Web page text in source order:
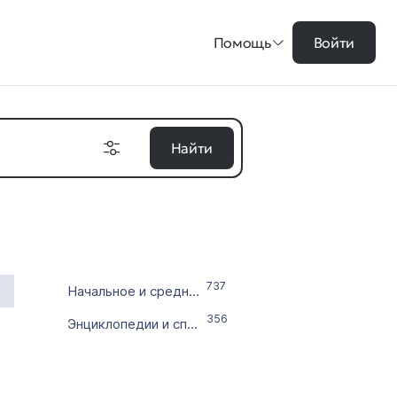
Помощь Войти
Найти
Начальное и среднее образование 737
Энциклопедии и справочники 356